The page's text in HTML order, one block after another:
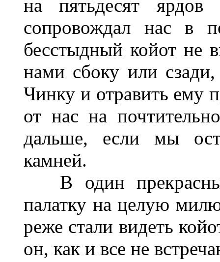
на пятьдесят
сопровождал нас в
бесстыдный койот не
нами сбоку или
Чинку и отравить ему
от нас на
дальше, если мы
камней.
В один
палатку на целую
реже стали видеть
он, как и все не